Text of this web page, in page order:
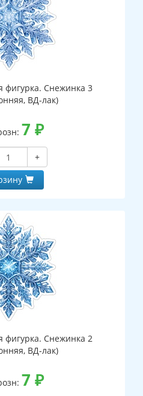
фигурка. Снежинка 3
ВД-лак)
7 ₽
+
фигурка. Снежинка 2
ВД-лак)
7 ₽